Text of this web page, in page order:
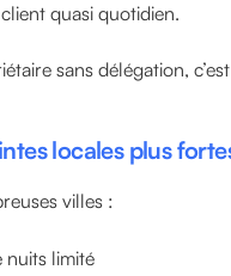
quasi quotidien.
sans délégation,
locales plus
villes :
nuits limité